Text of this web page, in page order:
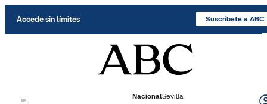
Accede sin límites Suscríbete a ABC
NacionalSevilla